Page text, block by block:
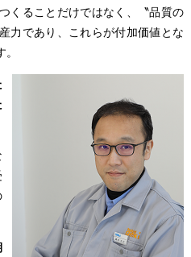
くることだけではなく、〝品質の
力であり、これらが付加価値とな